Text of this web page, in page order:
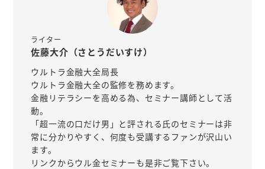
ライター
佐藤大介（さとうだいすけ）
ウルトラ金融大全局長
ウルトラ金融大全の監修を務めます。
金融リテラシーを高める為、セミナー講師として活
動。
「超一流の口だけ男」と評される氏のセミナーは非
常に分かりやすく、何度も受講するファンが沢山い
ます。
リンクからウル金セミナーも是非ご覧下さい。